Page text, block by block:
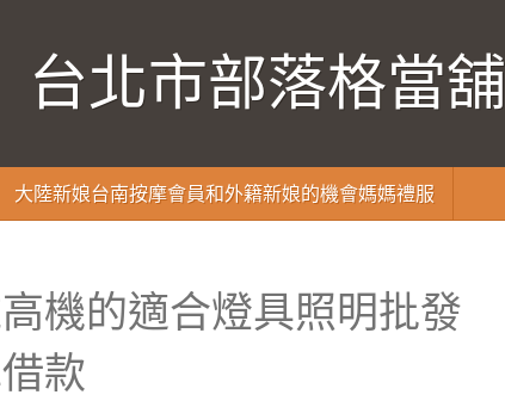
台北市部落格當舖
大陸新娘台南按摩會員和外籍新娘的機會媽媽禮服
機的適合燈具照明批發
款